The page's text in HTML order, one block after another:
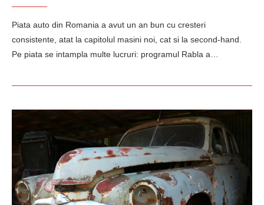
Piata auto din Romania a avut un an bun cu cresteri
consistente, atat la capitolul masini noi, cat si la second-hand.
Pe piata se intampla multe lucruri: programul Rabla a…